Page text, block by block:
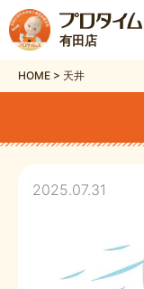
有田店
HOME > 天井
2025.07.31